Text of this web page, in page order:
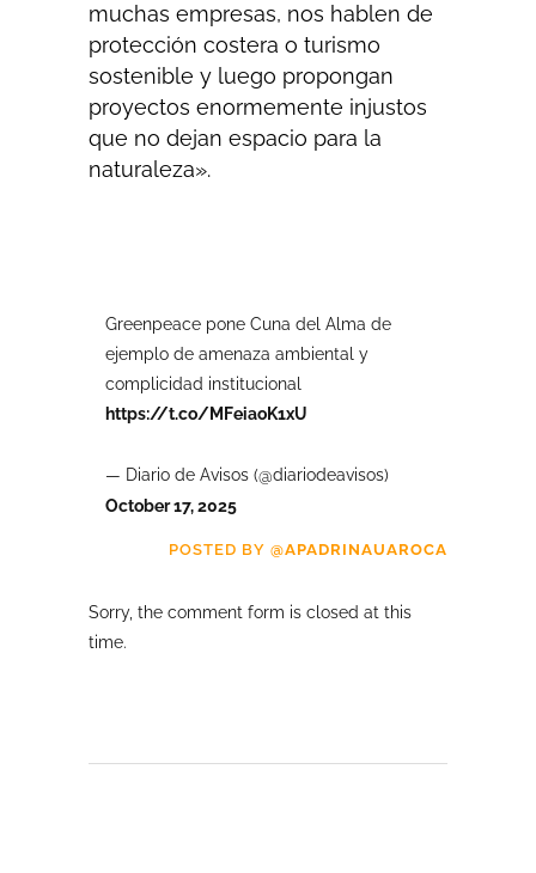
muchas empresas, nos hablen de
protección costera o turismo
sostenible y luego propongan
proyectos enormemente injustos
que no dejan espacio para la
naturaleza».
Greenpeace pone Cuna del Alma de
ejemplo de amenaza ambiental y
complicidad institucional
https://t.co/MFeiaoK1xU
— Diario de Avisos (@diariodeavisos)
October 17, 2025
POSTED BY @APADRINAUAROCA
Sorry, the comment form is closed at this
time.